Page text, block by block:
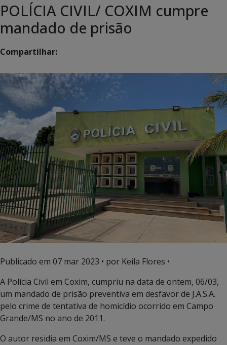
POLÍCIA CIVIL/ COXIM cumpre
mandado de prisão
Compartilhar:
Publicado em 07 mar 2023 • por Keila Flores •
A Polícia Civil em Coxim, cumpriu na data de ontem, 06/03,
um mandado de prisão preventiva em desfavor de J.A.S.A.
pelo crime de tentativa de homicídio ocorrido em Campo
Grande/MS no ano de 2011.
O autor residia em Coxim/MS e teve o mandado expedido